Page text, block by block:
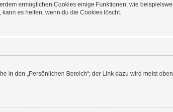
ermöglichen Cookies einige Funktionen, wie
es helfen, wenn du die Cookies löscht.
in den „Persönlichen Bereich“; der Link dazu wird meist